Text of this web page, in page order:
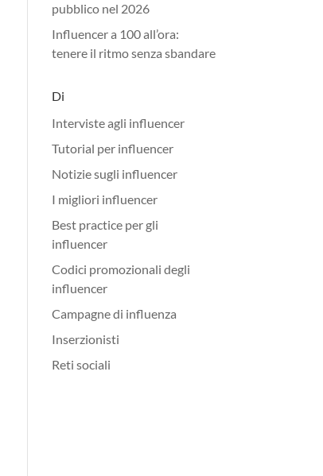
pubblico nel 2026
Influencer a 100 all’ora:
tenere il ritmo senza sbandare
Di
Interviste agli influencer
Tutorial per influencer
Notizie sugli influencer
I migliori influencer
Best practice per gli
influencer
Codici promozionali degli
influencer
Campagne di influenza
Inserzionisti
Reti sociali